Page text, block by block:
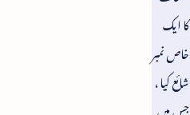
کا ایک
خاص نمبر
شائع کیا ،
جس میں